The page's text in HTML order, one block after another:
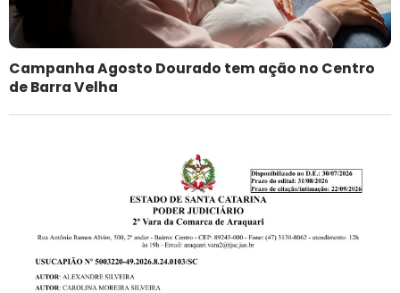
Campanha Agosto Dourado tem ação no Centro
de Barra Velha